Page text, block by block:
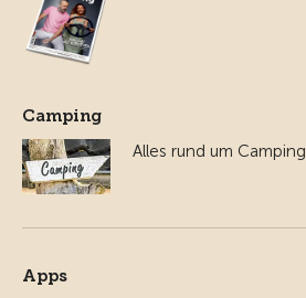
Camping
Alles rund um Camping
Apps